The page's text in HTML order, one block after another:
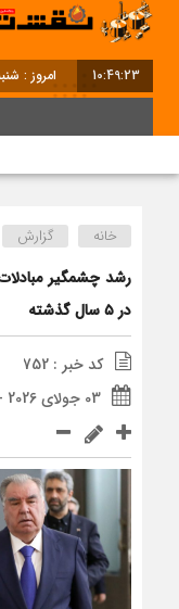
10:49:24 امروز : شنبه, ۱۷ مرداد
خانه گزارش
رشد چشمگیر
در ۵ سال گذشته
کد خبر : 752
03 جولای 2026 - 21:13